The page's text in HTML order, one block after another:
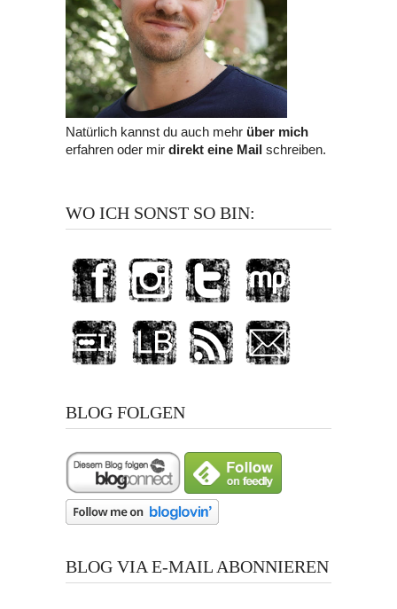
Natürlich kannst du auch mehr über mich
erfahren oder mir direkt eine Mailschreiben.
WO ICH SONST SO BIN:
BLOG FOLGEN
BLOG VIA E-MAIL ABONNIEREN